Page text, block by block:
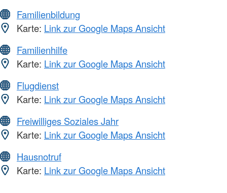
Familienbildung
Karte: Link zur Google Maps Ansicht
Familienhilfe
Karte: Link zur Google Maps Ansicht
Flugdienst
Karte: Link zur Google Maps Ansicht
Freiwilliges Soziales Jahr
Karte: Link zur Google Maps Ansicht
Hausnotruf
Karte: Link zur Google Maps Ansicht